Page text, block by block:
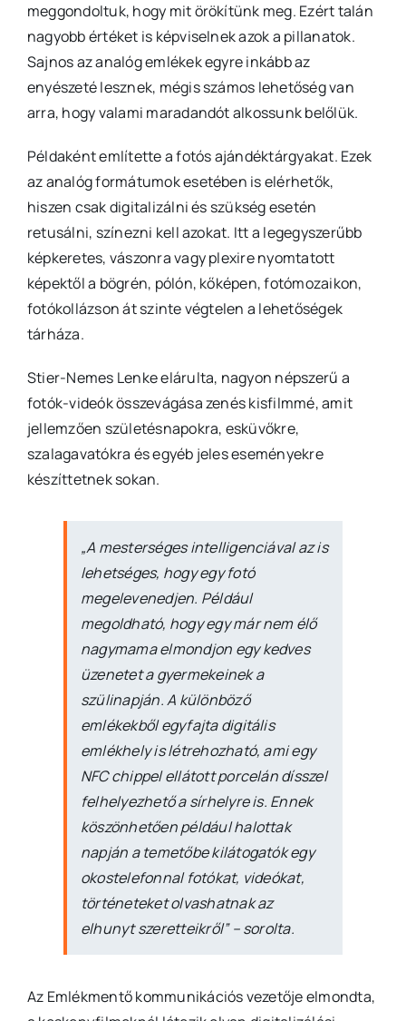
meggondoltuk, hogy mit örökítünk meg. Ezért talán
nagyobb értéket is képviselnek azok a pillanatok.
Sajnos az analóg emlékek egyre inkább az
enyészeté lesznek, mégis számos lehetőség van
arra, hogy valami maradandót alkossunk belőlük.
Példaként említette a fotós ajándéktárgyakat. Ezek
az analóg formátumok esetében is elérhetők,
hiszen csak digitalizálni és szükség esetén
retusálni, színezni kell azokat. Itt a legegyszerűbb
képkeretes, vászonra vagy plexire nyomtatott
képektől a bögrén, pólón, kőképen, fotómozaikon,
fotókollázson át szinte végtelen a lehetőségek
tárháza.
Stier-Nemes Lenke elárulta, nagyon népszerű a
fotók-videók összevágása zenés kisfilmmé, amit
jellemzően születésnapokra, esküvőkre,
szalagavatókra és egyéb jeles eseményekre
készíttetnek sokan.
„A mesterséges intelligenciával az is
lehetséges, hogy egy fotó
megelevenedjen. Például
megoldható, hogy egy már nem élő
nagymama elmondjon egy kedves
üzenetet a gyermekeinek a
szülinapján. A különböző
emlékekből egyfajta digitális
emlékhely is létrehozható, ami egy
NFC chippel ellátott porcelán dísszel
felhelyezhető a sírhelyre is. Ennek
köszönhetően például halottak
napján a temetőbe kilátogatók egy
okostelefonnal fotókat, videókat,
történeteket olvashatnak az
elhunyt szeretteikről” – sorolta.
Az Emlékmentő kommunikációs vezetője elmondta,